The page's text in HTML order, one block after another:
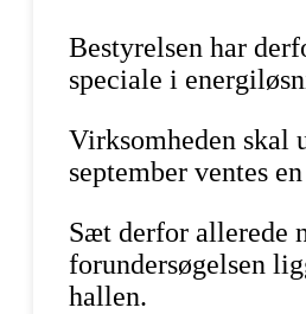
Bestyrelsen har
speciale i
Virksomheden skal
september ventes
Sæt derfor allerede
forundersøgelsen
hallen.